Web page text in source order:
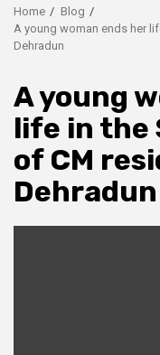
Home
Blog
A young woman ends her
Dehradun
A young
life in the
of CM
Dehradun